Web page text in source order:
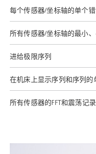
每个传感器/坐标轴的单个
所有传感器/坐标轴的最小
进给极限序列
在机床上显示序列和序列的
所有传感器的FFT和震荡记